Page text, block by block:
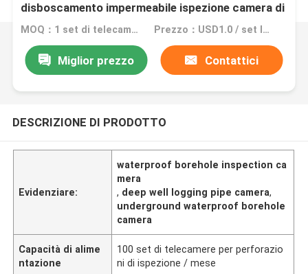
disboscamento impermeabile ispezione camera di
perforazione
MOQ：1 set di telecamere di ispezione Prezzo：USD1.0 / set Inspection Borehole Camera
Miglior prezzo Contattici
DESCRIZIONE DI PRODOTTO
Evidenziare:
waterproof borehole inspection ca
mera
, deep well logging pipe camera,
underground waterproof borehole
camera
Capacità di alime
ntazione
100 set di telecamere per perforazio
ni di ispezione / mese